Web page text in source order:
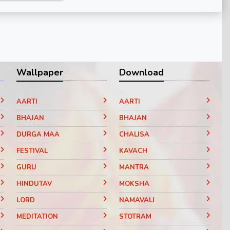
Wallpaper
AARTI
BHAJAN
DURGA MAA
FESTIVAL
GURU
HINDUTAV
LORD
MEDITATION
Download
AARTI
BHAJAN
CHALISA
KAVACH
MANTRA
MOKSHA
NAMAVALI
STOTRAM